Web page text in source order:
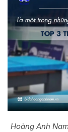
Hoàng Anh